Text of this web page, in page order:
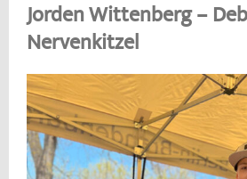
Jorden Wittenberg –
Nervenkitzel